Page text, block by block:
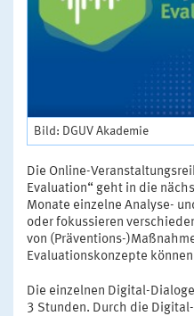
Bild: DGUV Akademie
Die Online-
Evaluation“ geht in die
Monate einzelne Analyse-
oder fokussieren
von (Präventions-
Evaluationskonzepte
Die einzelnen Digital-
3 Stunden. Durch die